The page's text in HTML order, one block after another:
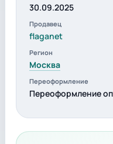
30.09.2025
Продавец
flaganet
Регион
Москва
Переоформление
Переоформление